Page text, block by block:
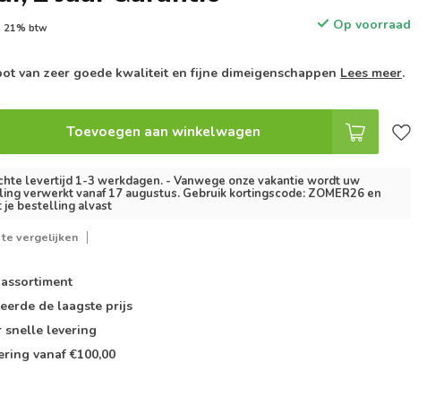
21% btw Op voorraad
van zeer goede kwaliteit en fijne dimeigenschappen Lees meer.
Toevoegen aan winkelwagen
levertijd 1-3 werkdagen. - Vanwege onze vakantie wordt uw
verwerkt vanaf 17 augustus. Gebruik kortingscode: ZOMER26 en
je bestelling alvast
te vergelijken
assortiment
de laagste prijs
snelle levering
vanaf €100,00